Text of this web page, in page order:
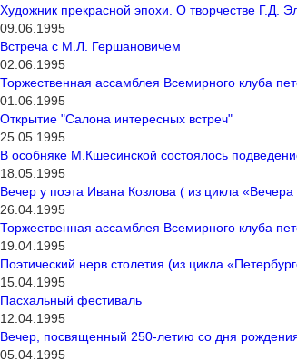
Художник прекрасной эпохи. О творчестве Г.Д.
09.06.1995
Встреча с М.Л. Гершановичем
02.06.1995
Торжественная ассамблея Всемирного клуба
01.06.1995
Открытие "Салона интересных встреч"
25.05.1995
В особняке М.Кшесинской состоялось
18.05.1995
Вечер у поэта Ивана Козлова ( из цикла
26.04.1995
Торжественная ассамблея Всемирного клуба
19.04.1995
Поэтический нерв столетия (из цикла
15.04.1995
Пасхальный фестиваль
12.04.1995
Вечер, посвященный 250-летию со дня
05.04.1995